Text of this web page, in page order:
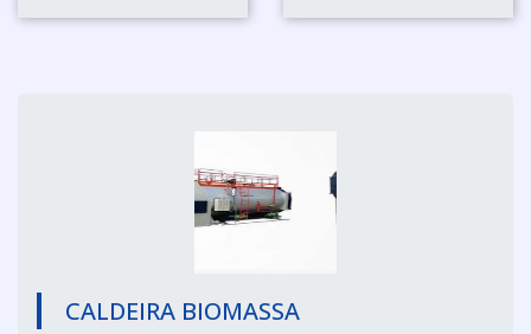
CALDEIRA BIOMASSA